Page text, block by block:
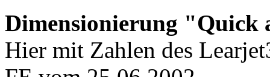
Dimensionierung
Hier mit Zahlen des